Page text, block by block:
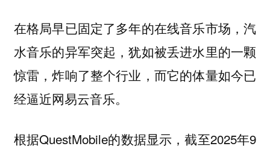
在格局早已固定了多年的在线音乐市场，汽
水音乐的异军突起，犹如被丢进水里的一颗
惊雷，炸响了整个行业，而它的体量如今已
经逼近网易云音乐。
根据QuestMobile的数据显示，截至2025年9